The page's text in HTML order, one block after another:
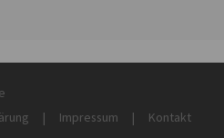
| Impressum | Kontakt